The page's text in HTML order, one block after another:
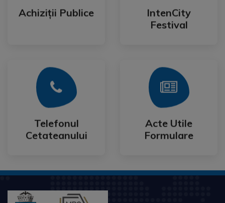
Achiziții Publice
Achiziții Publice
IntenCity
Festival
IntenCity
Festival
Telefonul
Cetateanului
Telefonul
Cetateanului
Mai Mult
Acte Utile
Formulare
Acte Utile
Formulare
Mai Mult